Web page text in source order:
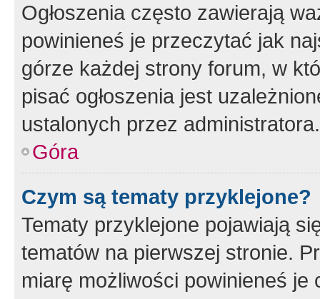
Ogłoszenia często zawierają
powinieneś je przeczytać jak
górze każdej strony forum, w
pisać ogłoszenia jest
ustalonych przez administratora.
Góra
Czym są tematy przyklejone?
Tematy przyklejone pojawiają
tematów na pierwszej stronie.
miarę możliwości powinieneś je